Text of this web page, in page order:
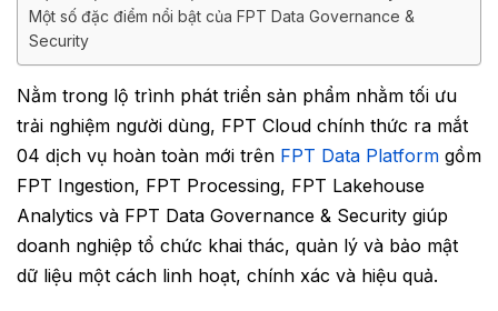
Một số đặc điểm nổi bật của FPT Data Governance &
Security
Nằm trong lộ trình phát triển sản phẩm nhằm tối ưu
trải nghiệm người dùng, FPT Cloud chính thức ra mắt
04 dịch vụ hoàn toàn mới trên FPT Data Platform gồm
FPT Ingestion, FPT Processing, FPT Lakehouse
Analytics và FPT Data Governance & Security giúp
doanh nghiệp tổ chức khai thác, quản lý và bảo mật
dữ liệu một cách linh hoạt, chính xác và hiệu quả.